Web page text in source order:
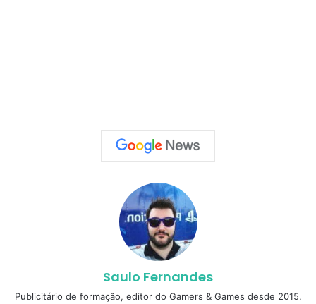
Saulo Fernandes
Publicitário de formação, editor do Gamers & Games desde 2015.